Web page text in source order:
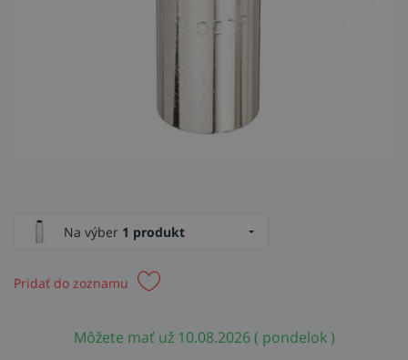
Na výber 1 produkt
Pridať do zoznamu
Môžete mať už 10.08.2026 ( pondelok )